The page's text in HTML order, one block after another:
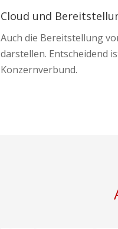
Cloud und
Auch die Bereitstellung
darstellen. Entscheidend
Konzernverbund.